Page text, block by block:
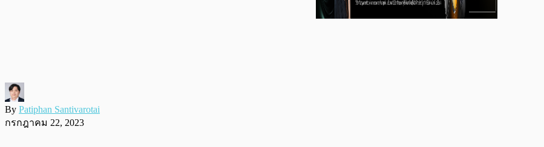
By Patiphan Santivarotai
กรกฎาคม 22, 2023